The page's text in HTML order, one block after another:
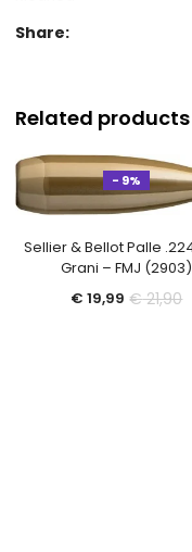
Share:
Related products
- 9%
Sellier & Bellot Palle
Grani – FMJ (2903)
€ 19,99 Il€21,90Il